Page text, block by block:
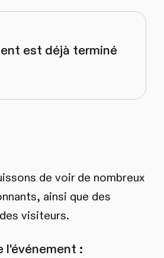
est déjà terminé
de voir de nombreux
ainsi que des
visiteurs.
l'événement :